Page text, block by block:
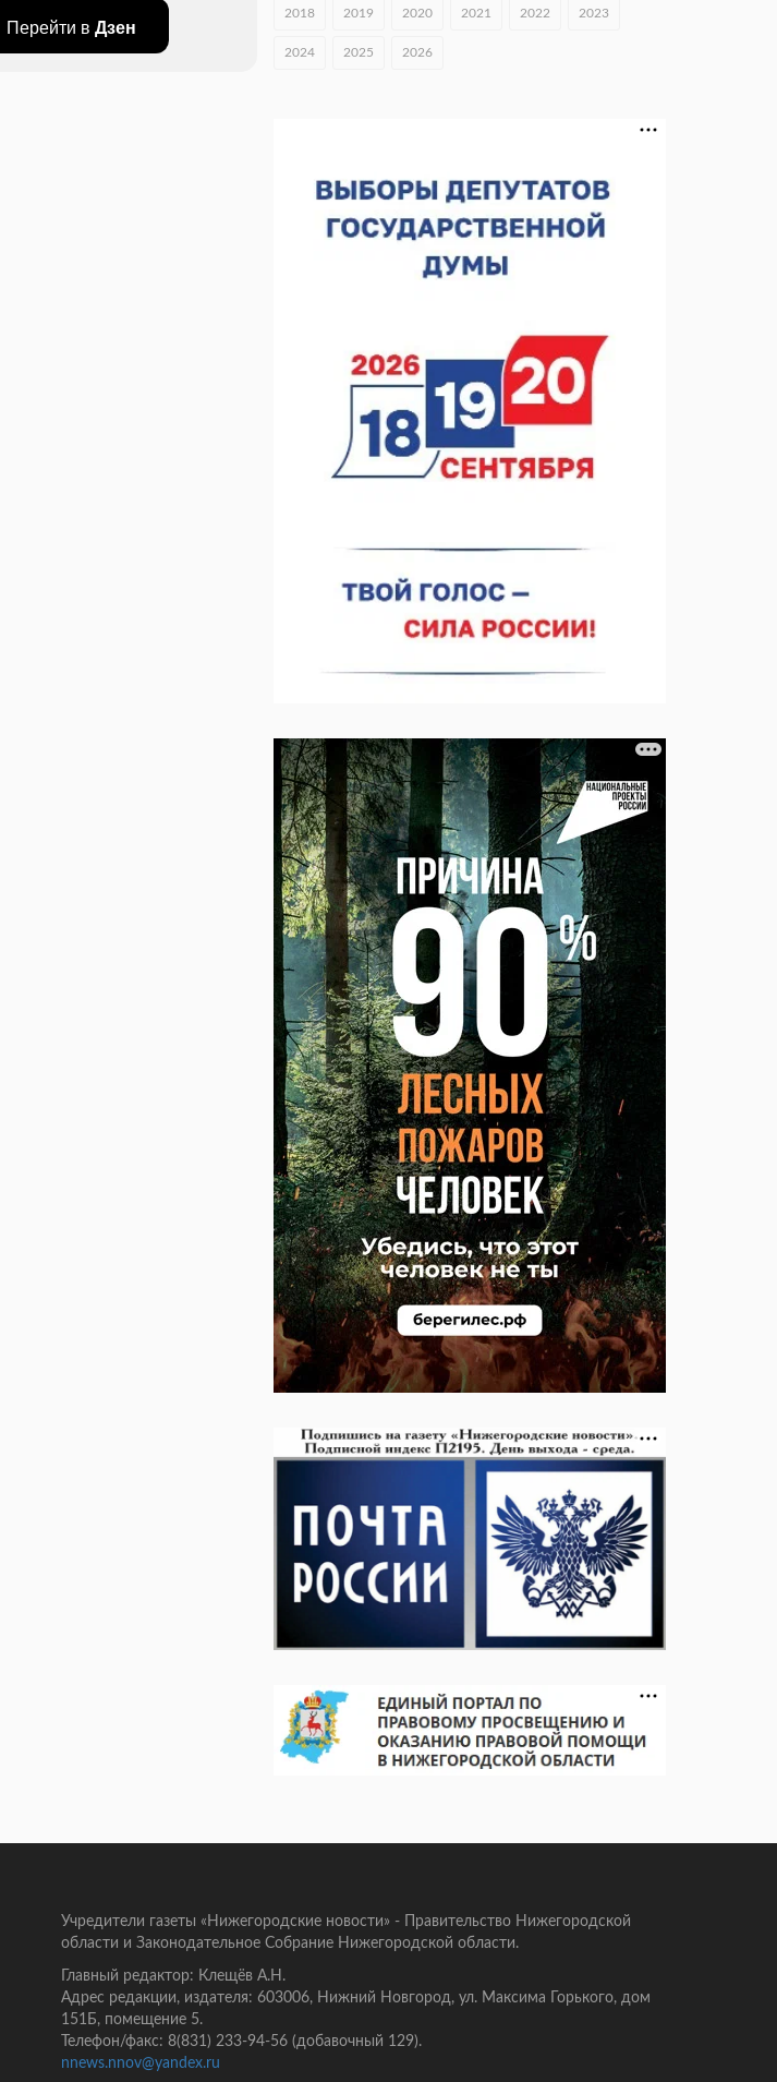
Перейти в Дзен
В Нижнем Новгороде открыли фестиваль «Семья
06.08.2026 15:26
Видели ночь, бежали всю ночь... На
Нижневолжской набережной прошел необычный
06.08.2026 15:05
Нижегородские хирурги выполнили трансоральную
операцию на щитовидной железе
06.08.2026 15:03
2018 2019 2020 2021 2022 2023
2024 2025 2026
Учредители газеты «Нижегородские новости» - Правительство Нижегородской
области и Законодательное Собрание Нижегородской области.
Главный редактор: Клещёв А.Н.
Адрес редакции, издателя: 603006, Нижний Новгород, ул. Максима Горького, дом
151Б, помещение 5.
Телефон/факс: 8(831) 233-94-56 (добавочный 129).
nnews.nnov@yandex.ru